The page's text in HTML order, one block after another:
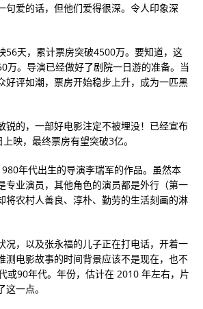
句爱的话，但他们爱得很深。令人印象深
56天，累计票房突破4500万。要知道，这
万。导演已经做好了剧院一日游的准备。当
好评如潮，票房开始稳步上升，成为一匹黑
锐的，一部好电影注定不被埋没！已经宣布
映，最终票房有望突破3亿。
年代出生的导演李瑞军的作品。虽然本
专业演员，其他角色的演员都是外行（第一
将农村人善良、淳朴、勤劳的生活刻画的淋
况，以及张永福的儿子正在打电话，开着一
测电影故事的时间背景应该不是现在，也不
或90年代。年份，估计在 2010 年左右，片
一点。